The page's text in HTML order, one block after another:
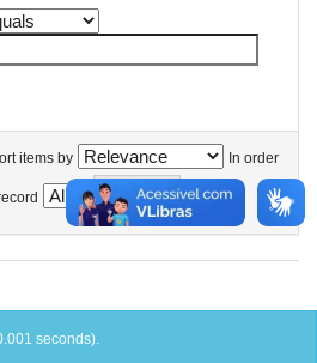
items by In order
seconds).